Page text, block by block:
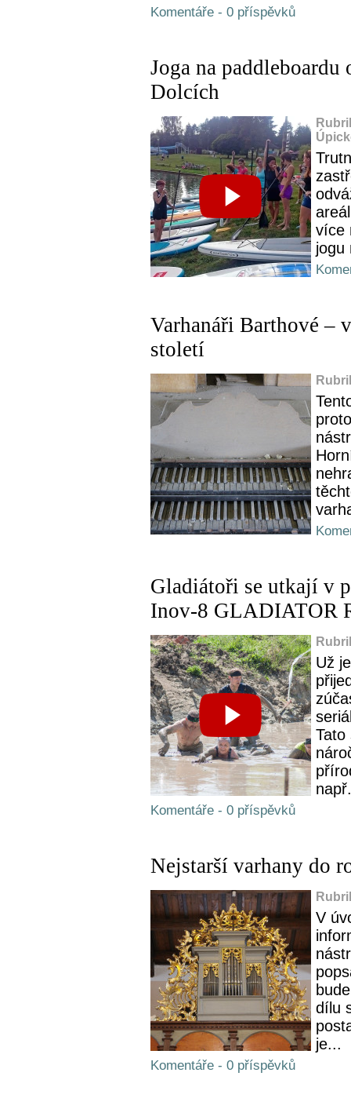
Komentáře - 0 příspěvků
Joga na
Dolcích
více
jogu
Varhanáři Barthové –
století
Gladiátoři se utkají v
Inov-8 GLADIATOR
Už
Tato
Komentáře - 0 příspěvků
Nejstarší varhany do
V
dílu
je...
Komentáře - 0 příspěvků